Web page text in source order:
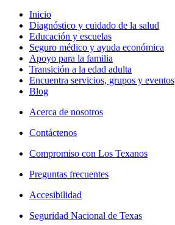
Inicio
Diagnóstico y cuidado de la salud
Educación y escuelas
Seguro médico y ayuda económica
Apoyo para la familia
Transición a la edad adulta
Encuentra servicios, grupos y eventos
Blog
Acerca de nosotros
Contáctenos
Compromiso con Los Texanos
Preguntas frecuentes
Accesibilidad
Seguridad Nacional de Texas